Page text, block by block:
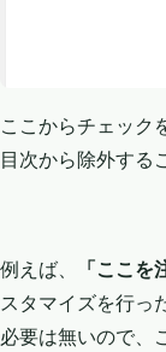
ここからチェック
目次から除外する
例えば、 「ここ
スタマイズを行っ
必要は無いので、